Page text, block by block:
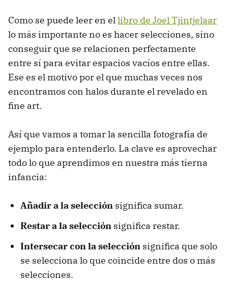
Como se puede leer en ellibro de Joel Tjintjelaar
lo más importante no es hacer selecciones, sino
conseguir que se relacionen perfectamente
entre sí para evitar espacios vacíos entre ellas.
Ese es el motivo por el que muchas veces nos
encontramos con halos durante el revelado en
fine art.
Así que vamos a tomar la sencilla fotografía de
ejemplo para entenderlo. La clave es aprovechar
todo lo que aprendimos en nuestra más tierna
infancia:
Añadir a la selección significa sumar.
Restar a la selección significa restar.
Intersecar con la selección significa que solo
se selecciona lo que coincide entre dos o más
selecciones.